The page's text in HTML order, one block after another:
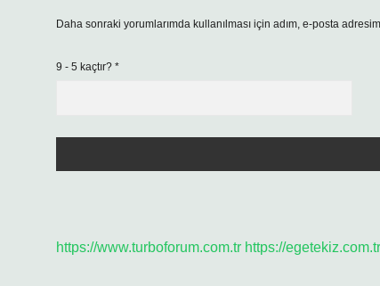
Daha sonraki yorumlarımda kullanılması için adım, e-posta
9 - 5 kaçtır? *
https://www.turboforum.com.tr https://egetekiz.com.tr